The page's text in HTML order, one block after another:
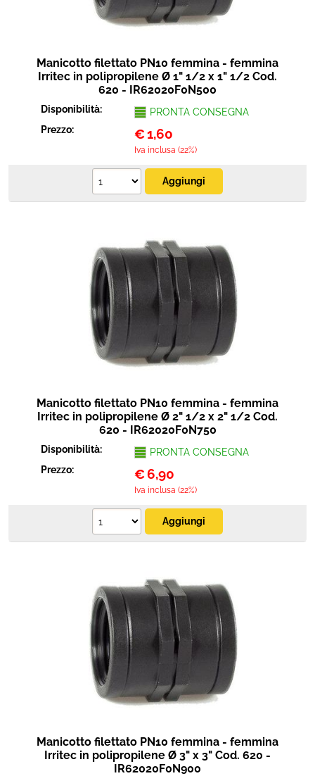
Manicotto filettato PN10 femmina - femmina
Irritec in polipropilene Ø 1" 1/2 x 1" 1/2 Cod.
620 - IR62020F0N500
Disponibilità:
PRONTA CONSEGNA
Prezzo:
€1,60
Iva inclusa (22%)
Manicotto filettato PN10 femmina - femmina
Irritec in polipropilene Ø 2" 1/2 x 2" 1/2 Cod.
620 - IR62020F0N750
Disponibilità:
PRONTA CONSEGNA
Prezzo:
€6,90
Iva inclusa (22%)
Manicotto filettato PN10 femmina - femmina
Irritec in polipropilene Ø 3" x 3" Cod. 620 -
IR62020F0N900